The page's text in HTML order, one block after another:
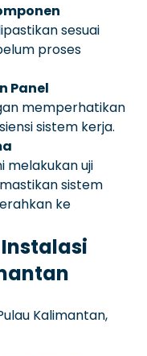
sesuai
proses
Panel
memperhatikan
sistem kerja.
melakukan uji
sistem
ke
Kalimantan,